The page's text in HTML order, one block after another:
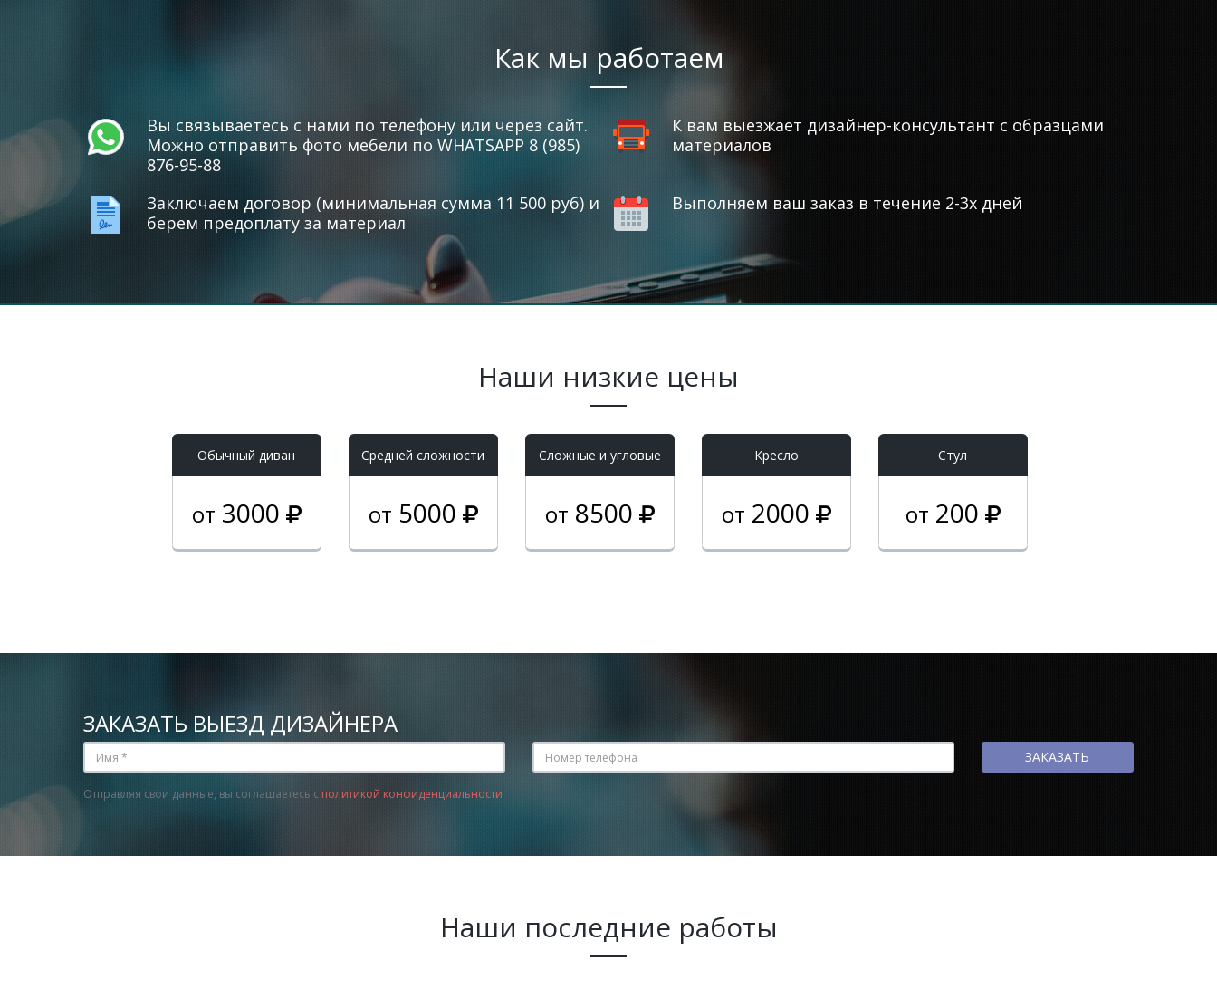
Как мы работаем
Вы связываетесь с нами по телефону или через сайт.
Можно отправить фото мебели по WHATSAPP 8 (985)
876-95-88
К вам выезжает дизайнер-консультант с образцами
материалов
Заключаем договор (минимальная сумма 11 500 руб) и
берем предоплату за материал
Выполняем ваш заказ в течение 2-3х дней
Наши низкие цены
Обычный диван
от 3000
Средней сложности
от 5000
Cложные и угловые
от 8500
Кресло
от 2000
Стул
от 200
ЗАКАЗАТЬ ВЫЕЗД ДИЗАЙНЕРА
Отправляя свои данные, вы соглашаетесь с политикой конфиденциальности
Наши последние работы